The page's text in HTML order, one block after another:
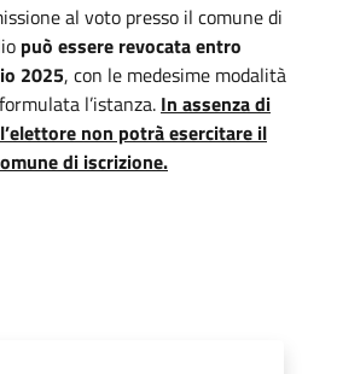
al voto presso il comune di
può essere revocata entro
2025, con le medesime modalità
l’istanza. In assenza di
non potrà esercitare il
di iscrizione.